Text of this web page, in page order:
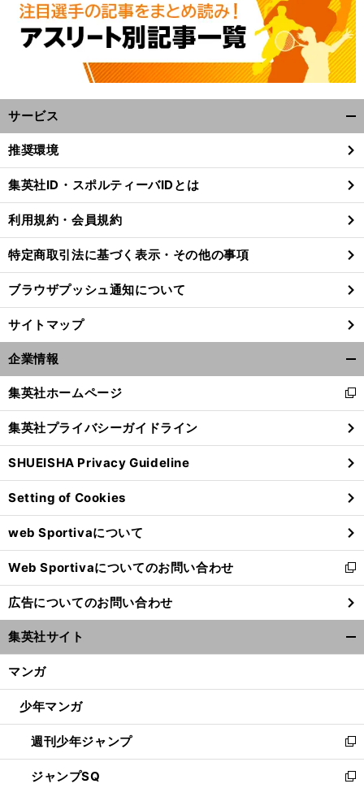
サービス
閉
る
推奨環境
集英社ID・スポルティーバIDとは
利用規約・会員規約
特定商取引法に基づく表示・その他の事項
ブラウザプッシュ通知について
サイトマップ
企業情報
閉
る
集英社ホームページ
新
し
い
ウ
ィ
ン
ド
ウ
で
開
く
集英社プライバシーガイドライン
SHUEISHA Privacy Guideline
Setting of Cookies
web Sportivaについて
Web Sportivaについてのお問い合わせ
新
し
い
ウ
ィ
ン
ウ
開
く
広告についてのお問い合わせ
集英社サイト
マンガ
少年マンガ
週刊少年ジャンプ
新
し
い
ジャンプSQ
新